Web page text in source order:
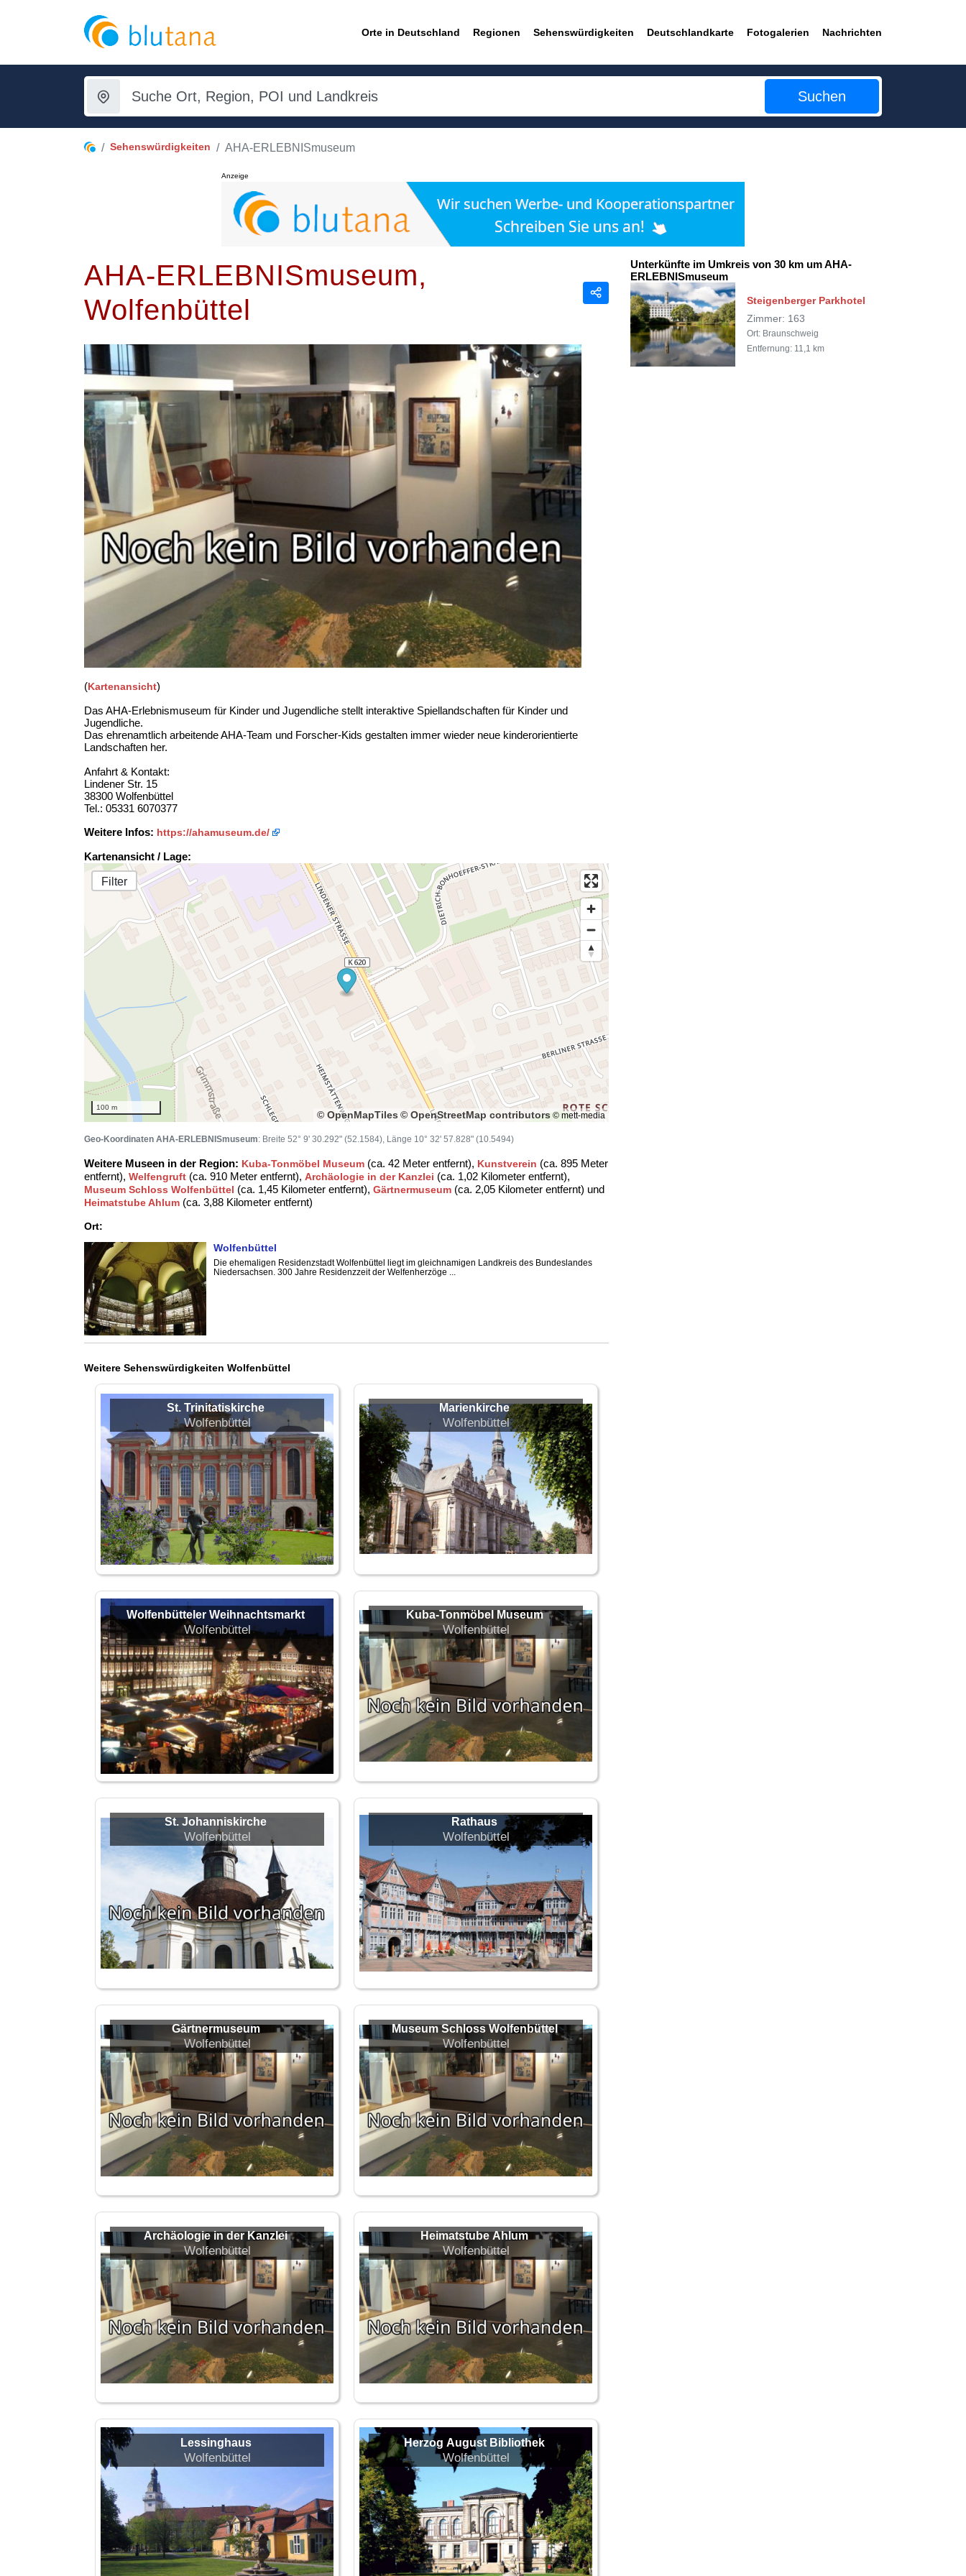
Orte in Deutschland Regionen Sehenswürdigkeiten Deutschlandkarte Fotogalerien Nachrichten
Suchen
Sehenswürdigkeiten AHA-ERLEBNISmuseum
Anzeige
AHA-ERLEBNISmuseum,
Wolfenbüttel
Teilen
(Kartenansicht)
Das AHA-Erlebnismuseum für Kinder und Jugendliche stellt interaktive Spiellandschaften für Kinder und
Jugendliche.
Das ehrenamtlich arbeitende AHA-Team und Forscher-Kids gestalten immer wieder neue kinderorientierte
Landschaften her.
Anfahrt & Kontakt:
Lindener Str. 15
38300 Wolfenbüttel
Tel.: 05331 6070377
Weitere Infos: https://ahamuseum.de/
Kartenansicht / Lage:
Filter
100 m
© OpenMapTiles © OpenStreetMap contributors © mett-media
Geo-Koordinaten AHA-ERLEBNISmuseum: Breite 52° 9' 30.292" (52.1584), Länge 10° 32' 57.828" (10.5494)
Weitere Museen in der Region: Kuba-Tonmöbel Museum (ca. 42 Meter entfernt), Kunstverein (ca. 895 Meter
entfernt), Welfengruft (ca. 910 Meter entfernt), Archäologie in der Kanzlei (ca. 1,02 Kilometer entfernt),
Museum Schloss Wolfenbüttel (ca. 1,45 Kilometer entfernt), Gärtnermuseum (ca. 2,05 Kilometer entfernt) und
Heimatstube Ahlum (ca. 3,88 Kilometer entfernt)
Ort:
Wolfenbüttel
Die ehemaligen Residenzstadt Wolfenbüttel liegt im gleichnamigen Landkreis des Bundeslandes
Niedersachsen. 300 Jahre Residenzzeit der Welfenherzöge ...
Weitere Sehenswürdigkeiten Wolfenbüttel
St. Trinitatiskirche
Wolfenbüttel
Wolfenbütteler Weihnachtsmarkt
Wolfenbüttel
St. Johanniskirche
Wolfenbüttel
Gärtnermuseum
Wolfenbüttel
Archäologie in der Kanzlei
Wolfenbüttel
Lessinghaus
Wolfenbüttel
Marienkirche
Wolfenbüttel
Kuba-Tonmöbel Museum
Wolfenbüttel
Rathaus
Wolfenbüttel
Museum Schloss Wolfenbüttel
Wolfenbüttel
Heimatstube Ahlum
Wolfenbüttel
Herzog August Bibliothek
Wolfenbüttel
Unterkünfte im Umkreis von 30 km um AHA-
ERLEBNISmuseum
Steigenberger Parkhotel
Zimmer: 163
Ort: Braunschweig
Entfernung: 11,1 km